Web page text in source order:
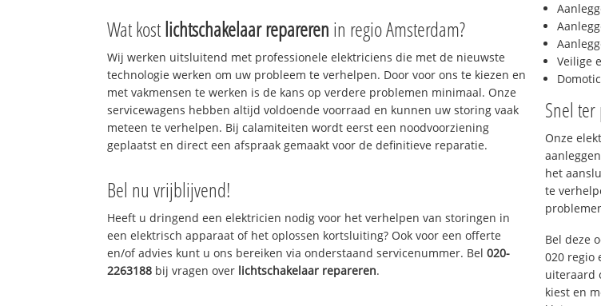
Wat kostlichtschakelaar repareren in regio Amsterdam?
Wij werken uitsluitend met professionele elektriciens die met de nieuwste
technologie werken om uw probleem te verhelpen. Door voor ons te kiezen en
met vakmensen te werken is de kans op verdere problemen minimaal. Onze
servicewagens hebben altijd voldoende voorraad en kunnen uw storing vaak
meteen te verhelpen. Bij calamiteiten wordt eerst een noodvoorziening
geplaatst en direct een afspraak gemaakt voor de definitieve reparatie.
Bel nu vrijblijvend!
Heeft u dringend een elektricien nodig voor het verhelpen van storingen in
een elektrisch apparaat of het oplossen kortsluiting? Ook voor een offerte
en/of advies kunt u ons bereiken via onderstaand servicenummer. Bel020-
2263188 bij vragen over lichtschakelaar repareren.
Veilige
Snel
Onze
het
te
Bel deze
020 regio
uiteraard
kiest en